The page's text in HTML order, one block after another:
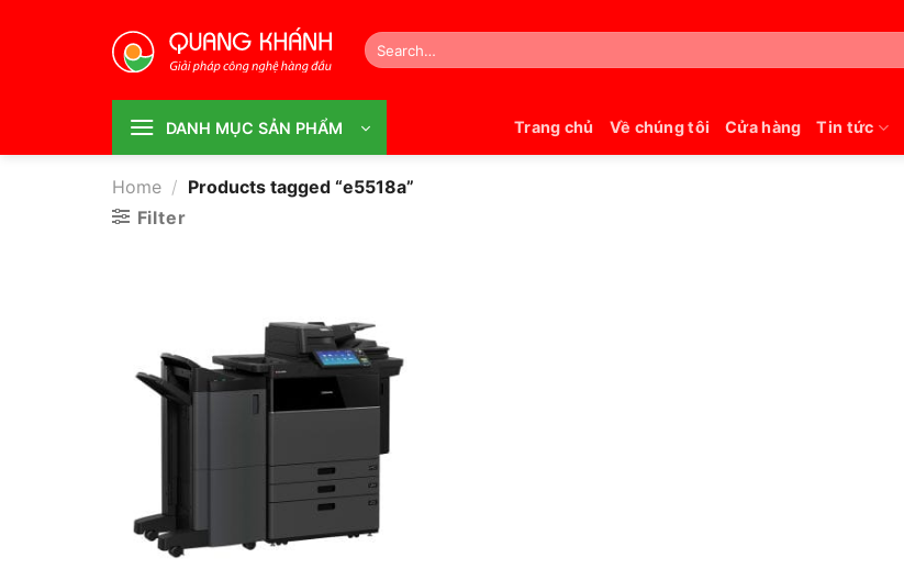
Search
for:
DANH MỤC SẢN PHẨM Trang chủ Về chúng tôi Cửa hàng Tin tức
Home / Products tagged “e5518a”
Filter